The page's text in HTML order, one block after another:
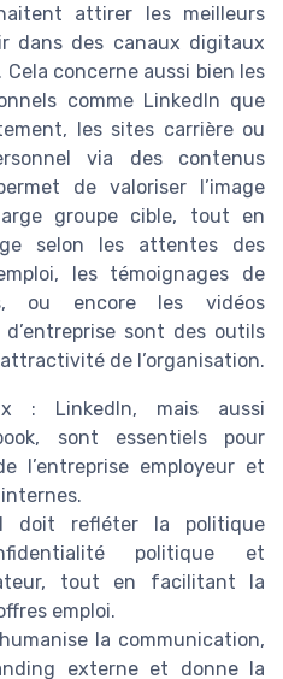
attirer les meilleurs
dans des canaux digitaux
concerne aussi bien les
comme LinkedIn que
les sites carrière ou
via des contenus
de valoriser l’image
groupe cible, tout en
selon les attentes des
les témoignages de
ou encore les vidéos
sont des outils
de l’organisation.
: LinkedIn, mais aussi
sont essentiels pour
l’entreprise employeur et
doit refléter la politique
politique et
tout en facilitant la
emploi.
la communication,
externe et donne la